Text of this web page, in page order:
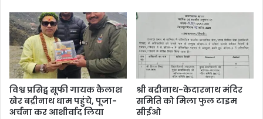
विश्व प्रसिद्व सूफी गायक कैलाश
खेर बद्रीनाथ धाम पहुंचे, पूजा-
अर्चना कर आशीर्वाद लिया
श्री बद्रीनाथ-केदारनाथ मंदिर
समिति को मिला फुल टाइम
सीईओ